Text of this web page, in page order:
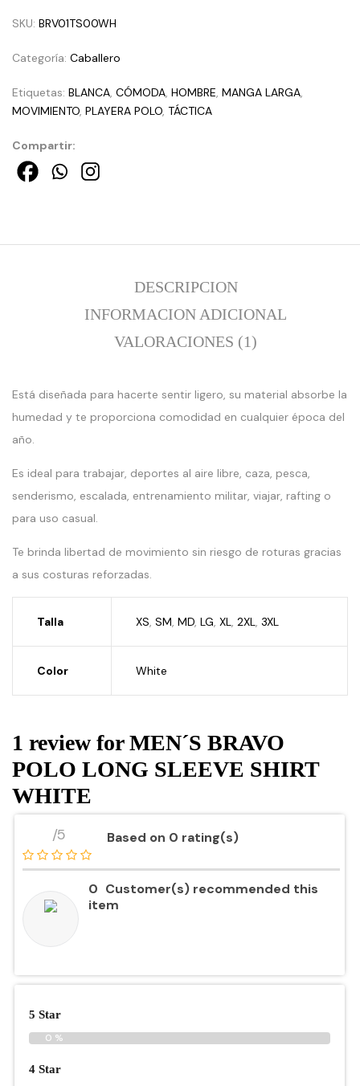
SKU: BRV01TS00WH
Categoría: Caballero
Etiquetas: BLANCA, CÓMODA, HOMBRE, MANGA LARGA,
MOVIMIENTO, PLAYERA POLO, TÁCTICA
Compartir:
DESCRIPCION
INFORMACION ADICIONAL
VALORACIONES (1)
Está diseñada para hacerte sentir ligero, su material absorbe la
humedad y te proporciona comodidad en cualquier época del
año.
Es ideal para trabajar, deportes al aire libre, caza, pesca,
senderismo, escalada, entrenamiento militar, viajar, rafting o
para uso casual.
Te brinda libertad de movimiento sin riesgo de roturas gracias
a sus costuras reforzadas.
Talla XS, SM, MD, LG, XL, 2XL, 3XL
Color White
1 review forMEN´S BRAVO
POLO LONG SLEEVE SHIRT
WHITE
/5 Based on 0 rating(s)
0 Customer(s) recommended this
item
5 Star
0 %
4 Star